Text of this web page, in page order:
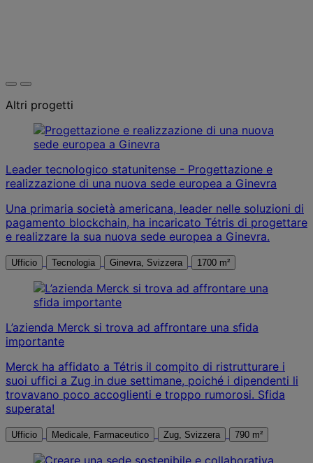
Altri progetti
Leader tecnologico statunitense - Progettazione e
realizzazione di una nuova sede europea a Ginevra
Una primaria società americana, leader nelle soluzioni di
pagamento blockchain, ha incaricato Tétris di progettare
e realizzare la sua nuova sede europea a Ginevra.
Ufficio Tecnologia Ginevra, Svizzera 1700 m²
L’azienda Merck si trova ad affrontare una sfida
importante
Merck ha affidato a Tétris il compito di ristrutturare i
suoi uffici a Zug in due settimane, poiché i dipendenti li
trovavano poco accoglienti e troppo rumorosi. Sfida
superata!
Ufficio Medicale, Farmaceutico Zug, Svizzera 790 m²